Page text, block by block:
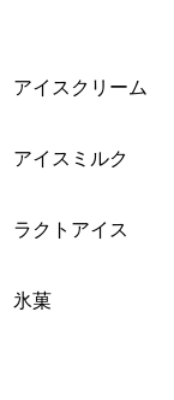
アイスクリーム
アイスミルク
ラクトアイス
氷菓